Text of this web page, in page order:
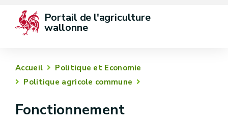
Portail de l'agriculture
wallonne
Accueil
Politique et Economie
Politique agricole commune
Fonctionnement